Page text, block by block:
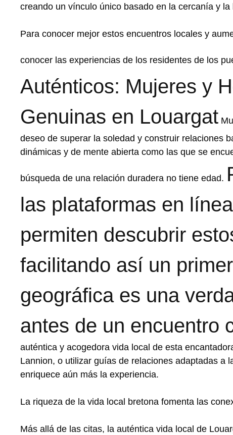
creando un vínculo único basado en la cercanía y la
Para conocer mejor estos encuentros locales y
conocer las experiencias de los residentes de los
Auténticos: Mujeres y
Genuinas en Louargat
deseo de superar la soledad y construir relaciones
dinámicas y de mente abierta como las que se
búsqueda de una relación duradera no tiene edad.
las plataformas en
permiten descubrir
facilitando así un
geográfica es una
antes de un encuentro
auténtica y acogedora vida local de esta
Lannion, o utilizar guías de relaciones adaptadas a
enriquece aún más la experiencia.
La riqueza de la vida local bretona fomenta las
Más allá de las citas, la auténtica vida local de